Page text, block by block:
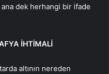
ana dek herhangi bir ifade
İHTİMALİ
altının nereden